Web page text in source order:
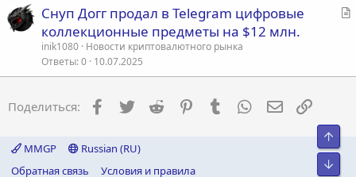
С
ь
Снуп Догг продал в Telegram цифровые
коллекционные предметы на $12 млн.
inik1080 Новости криптовалютного рынка
Ответы 0 10.07.2025
Поделиться: Facebook
Twitter Reddit PinterestTumblr WhatsApp
MMGP
Russian (RU)
Обратная связь
Условия и правила